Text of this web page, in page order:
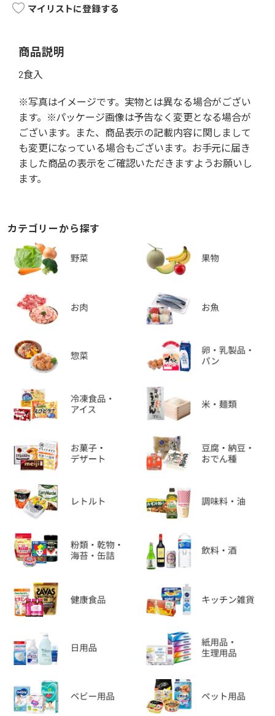
マイリストに登録する
商品説明
2食入
※写真はイメージです。実物とは異なる場合がござい
ます。※パッケージ画像は予告なく変更となる場合が
ございます。また、商品表示の記載内容に関しまして
も変更になっている場合もございます。お手元に届き
ました商品の表示をご確認いただきますようお願いし
ます。
カテゴリーから探す